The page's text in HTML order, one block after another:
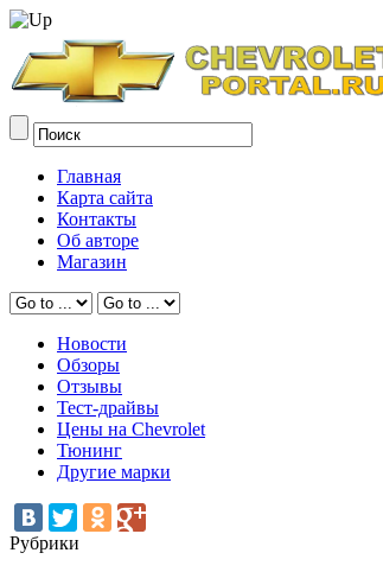
Главная
Карта сайта
Контакты
Об авторе
Магазин
Новости
Обзоры
Отзывы
Тест-драйвы
Цены на Chevrolet
Тюнинг
Другие марки
Рубрики